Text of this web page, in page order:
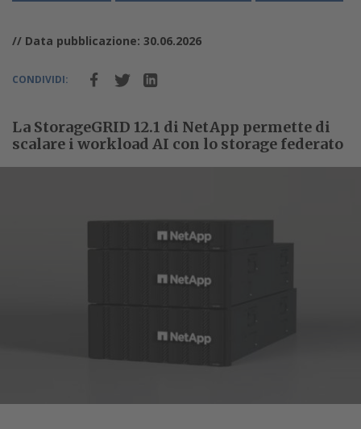
// Data pubblicazione: 30.06.2026
CONDIVIDI:
La StorageGRID 12.1 di NetApp permette di
scalare i workload AI con lo storage federato